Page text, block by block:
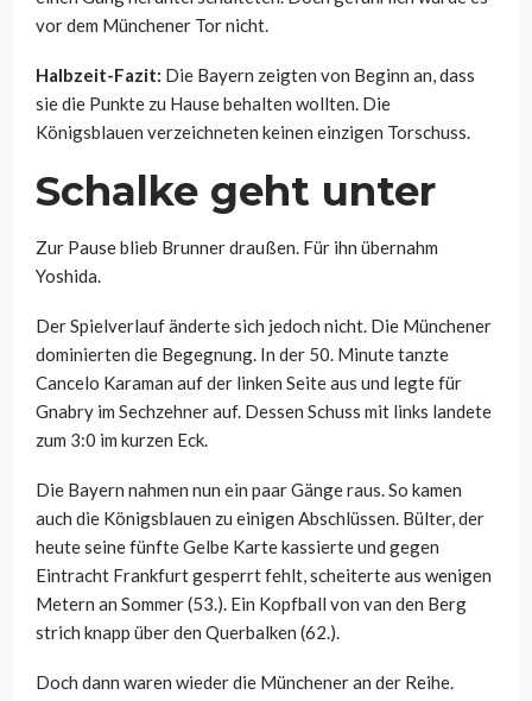
vor dem Münchener Tor nicht.
Halbzeit-Fazit: Die Bayern zeigten von Beginn an, dass
sie die Punkte zu Hause behalten wollten. Die
Königsblauen verzeichneten keinen einzigen Torschuss.
Schalke geht unter
Zur Pause blieb Brunner draußen. Für ihn übernahm
Yoshida.
Der Spielverlauf änderte sich jedoch nicht. Die Münchener
dominierten die Begegnung. In der 50. Minute tanzte
Cancelo Karaman auf der linken Seite aus und legte für
Gnabry im Sechzehner auf. Dessen Schuss mit links landete
zum 3:0 im kurzen Eck.
Die Bayern nahmen nun ein paar Gänge raus. So kamen
auch die Königsblauen zu einigen Abschlüssen. Bülter, der
heute seine fünfte Gelbe Karte kassierte und gegen
Eintracht Frankfurt gesperrt fehlt, scheiterte aus wenigen
Metern an Sommer (53.). Ein Kopfball von van den Berg
strich knapp über den Querbalken (62.).
Doch dann waren wieder die Münchener an der Reihe.